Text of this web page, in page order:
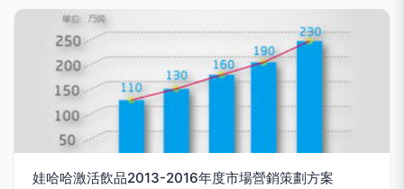
娃哈哈激活飲品2013-2016年度市場營銷策劃方案